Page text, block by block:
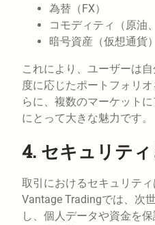
為替（FX）
コモディティ（原油
暗号資産（仮想通貨）
これにより、ユーザーは
度に応じたポートフォリ
らに、複数のマーケット
にとって大きな魅力です。
4. セキュリテ
取引におけるセキュリティ
Vantage Tradingでは、次
し、個人データや資金を